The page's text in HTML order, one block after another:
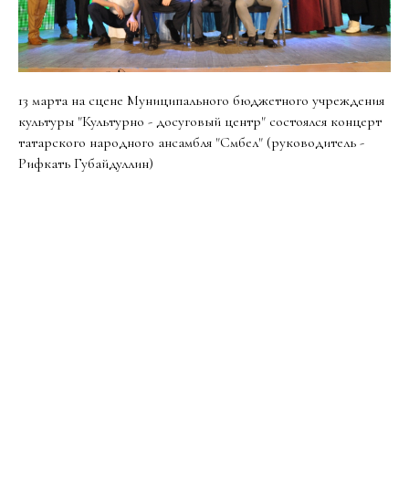
13 марта на сцене Муниципального бюджетного учреждения
культуры "Культурно - досуговый центр" состоялся концерт
татарского народного ансамбля "Сөмбел" (руководитель -
Рифкать Губайдуллин)